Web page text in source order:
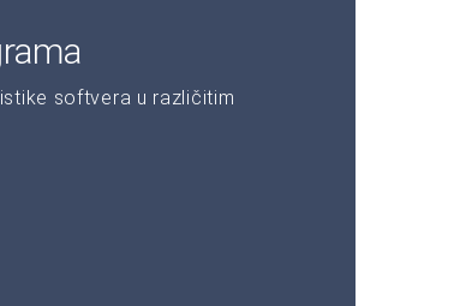
softvera u različitim